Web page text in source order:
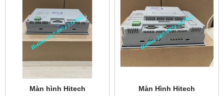
Màn hình Hitech
Màn Hình Hitech